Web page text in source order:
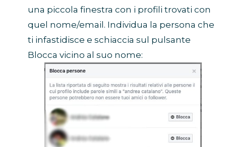
una piccola finestra con i profili trovati con
quel nome/email. Individua la persona che
ti infastidisce e schiaccia sul pulsante
Blocca vicino al suo nome: